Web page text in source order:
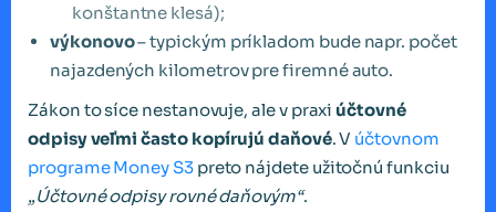
konštantne klesá);
výkonovo– typickým príkladom bude napr. počet
najazdených kilometrov pre firemné auto.
Zákon to síce nestanovuje, ale v praxi účtovné
odpisy veľmi často kopírujú daňové. V účtovnom
programe Money S3preto nájdete užitočnú funkciu
„Účtovné odpisy rovné daňovým“.